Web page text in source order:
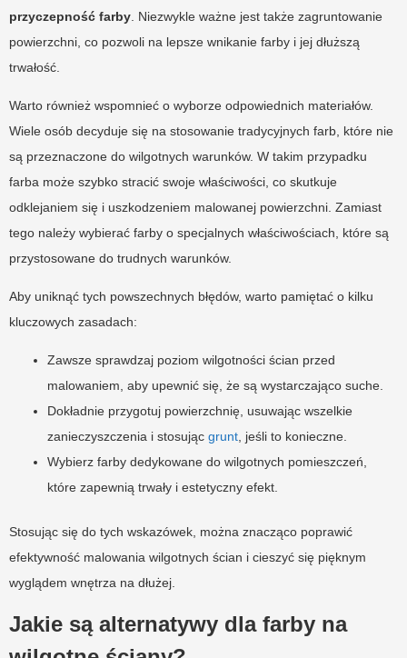
przyczepność farby . Niezwykle ważne jest także zagruntowanie
powierzchni, co pozwoli na lepsze wnikanie farby i jej dłuższą
trwałość.
Warto również wspomnieć o wyborze odpowiednich materiałów.
Wiele osób decyduje się na stosowanie tradycyjnych farb, które nie
są przeznaczone do wilgotnych warunków. W takim przypadku
farba może szybko stracić swoje właściwości, co skutkuje
odklejaniem się i uszkodzeniem malowanej powierzchni. Zamiast
tego należy wybierać farby o specjalnych właściwościach, które są
przystosowane do trudnych warunków.
Aby uniknąć tych powszechnych błędów, warto pamiętać o kilku
kluczowych zasadach:
Zawsze sprawdzaj poziom wilgotności ścian przed
malowaniem, aby upewnić się, że są wystarczająco suche.
Dokładnie przygotuj powierzchnię, usuwając wszelkie
zanieczyszczenia i stosując grunt , jeśli to konieczne.
Wybierz farby dedykowane do wilgotnych pomieszczeń,
które zapewnią trwały i estetyczny efekt.
Stosując się do tych wskazówek, można znacząco poprawić
efektywność malowania wilgotnych ścian i cieszyć się pięknym
wyglądem wnętrza na dłużej.
Jakie są alternatywy dla farby na